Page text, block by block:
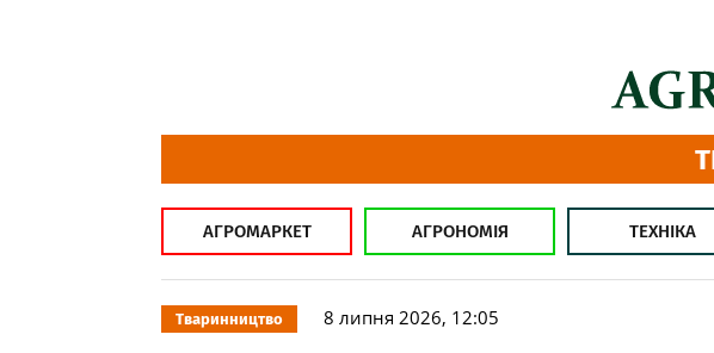
АГРОМАРКЕТ АГРОНОМІЯ ТЕХНІКА
Тваринництво 8 липня 2026, 12:05